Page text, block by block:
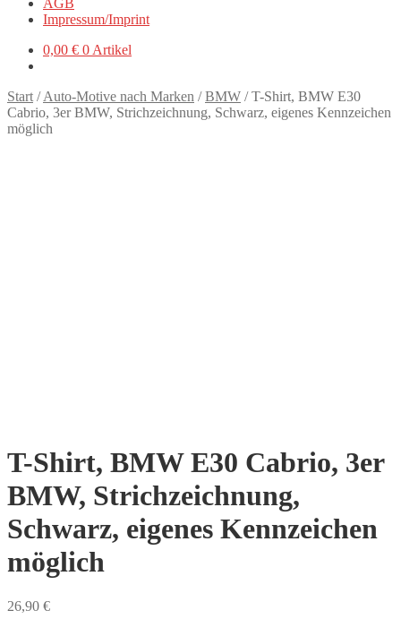
AGB
Impressum/Imprint
0,00 € 0 Artikel
Start /Auto-Motive nach Marken /BMW /T-Shirt, BMW E30
Cabrio, 3er BMW, Strichzeichnung, Schwarz, eigenes Kennzeichen
möglich
T-Shirt, BMW E30 Cabrio, 3er
BMW, Strichzeichnung,
Schwarz, eigenes Kennzeichen
möglich
26,90 €